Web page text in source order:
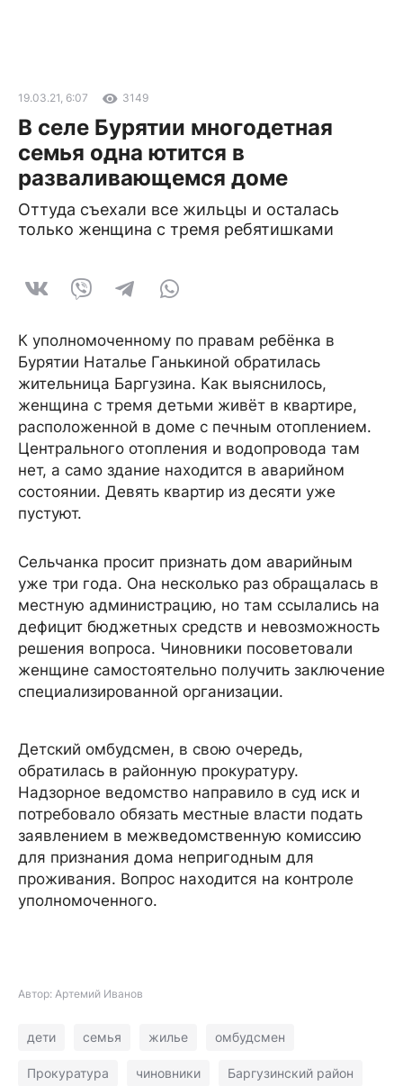
19.03.21, 6:07 3149
В селе Бурятии многодетная
семья одна ютится в
разваливающемся доме
Оттуда съехали все жильцы и осталась
только женщина с тремя ребятишками
К уполномоченному по правам ребёнка в
Бурятии Наталье Ганькиной обратилась
жительница Баргузина. Как выяснилось,
женщина с тремя детьми живёт в квартире,
расположенной в доме с печным отоплением.
Центрального отопления и водопровода там
нет, а само здание находится в аварийном
состоянии. Девять квартир из десяти уже
пустуют.
Сельчанка просит признать дом аварийным
уже три года. Она несколько раз обращалась в
местную администрацию, но там ссылались на
дефицит бюджетных средств и невозможность
решения вопроса. Чиновники посоветовали
женщине самостоятельно получить заключение
специализированной организации.
Детский омбудсмен, в свою очередь,
обратилась в районную прокуратуру.
Надзорное ведомство направило в суд иск и
потребовало обязать местные власти подать
заявлением в межведомственную комиссию
для признания дома непригодным для
проживания. Вопрос находится на контроле
уполномоченного.
Автор: Артемий Иванов
дети семья жилье омбудсмен
Прокуратура чиновники Баргузинский район